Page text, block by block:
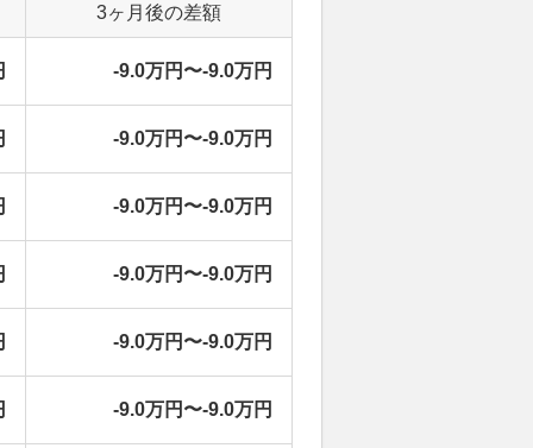
3ヶ月後の差額
-9.0万円〜-9.0万円
-9.0万円〜-9.0万円
-9.0万円〜-9.0万円
-9.0万円〜-9.0万円
-9.0万円〜-9.0万円
-9.0万円〜-9.0万円